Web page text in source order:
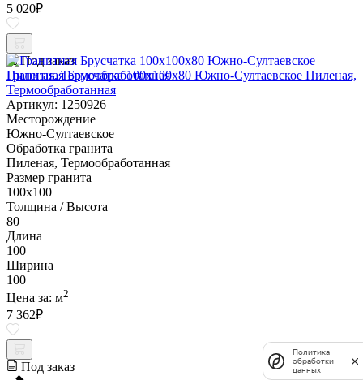
5 020₽
Под заказ
Гранитная Брусчатка 100х100x80 Южно-Султаевское Пиленая,
Термообработанная
Артикул: 1250926
Месторождение
Южно-Султаевское
Обработка гранита
Пиленая, Термообработанная
Размер гранита
100х100
Толщина / Высота
80
Длина
100
Ширина
100
Цена за: м2
7 362₽
Под заказ
Политика
обработки
данных